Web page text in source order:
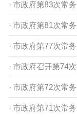
· 市政府第83次常
· 市政府第81次常
· 市政府第77次常
· 市政府召开第74
· 市政府第72次常
· 市政府第71次常